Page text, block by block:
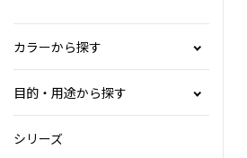
カラーから探す
目的・用途から探す
シリーズ